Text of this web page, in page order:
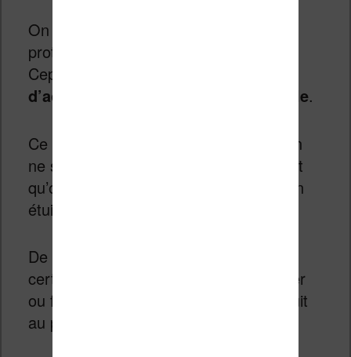
On trouve à la vente des films de
protection pour écran de liseuse.
Cependant,
d’acheter ce type d’accessoire Kindle.
Ce n’est pas que les films de protection
ne sont pas efficaces, le problème c’est
qu’on n’en a pas besoin si on achète un
étui avec couverture.
De plus, ils ont tendance (au bout d’un
certain temps) à légèrement se décoller
ou faire des bulles sur l’écran ce qui nuit
au plaisir de lecture.